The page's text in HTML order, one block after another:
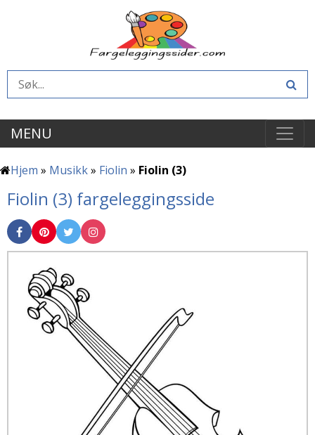
MENU
Hjem » Musikk» Fiolin » Fiolin (3)
Fiolin (3) fargeleggingsside